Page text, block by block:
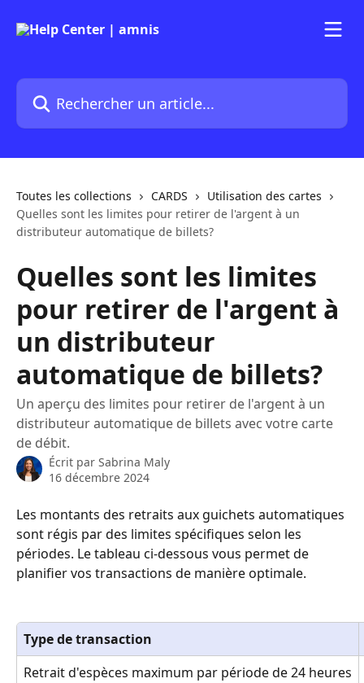
Rechercher un article...
Toutes les collections CARDS
Utilisation des cartes
Quelles sont les limites pour retirer de l'argent à un
distributeur automatique de billets?
Quelles sont les limites
pour retirer de l'argent à
un distributeur
automatique de billets?
Un aperçu des limites pour retirer de l'argent à un
distributeur automatique de billets avec votre carte
de débit.
Écrit par Sabrina Maly
16 décembre 2024
Les montants des retraits aux guichets automatiques
sont régis par des limites spécifiques selon les
périodes. Le tableau ci-dessous vous permet de
planifier vos transactions de manière optimale.
Type de transaction
Retrait d'espèces maximum par période de 24 heures